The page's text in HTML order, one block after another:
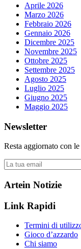
Aprile 2026
Marzo 2026
Febbraio 2026
Gennaio 2026
Dicembre 2025
Novembre 2025
Ottobre 2025
Settembre 2025
Agosto 2025
Luglio 2025
Giugno 2025
Maggio 2025
Newsletter
Resta aggiornato con
Artein Notizie
Link Rapidi
Termini di
Gioco d’azzardo
Chi siamo